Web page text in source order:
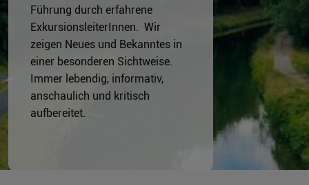
Führung durch erfahrene
ExkursionsleiterInnen. Wir
zeigen Neues und Bekanntes in
einer besonderen Sichtweise.
Immer lebendig, informativ,
anschaulich und kritisch
aufbereitet.